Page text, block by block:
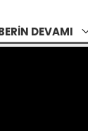
DEVAMI